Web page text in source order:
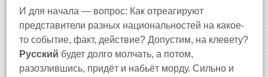
И для начала — вопрос: Как отреагируют
представители разных национальностей на какое-
то событие, факт, действие? Допустим, на клевету?
Русский будет долго молчать, а потом,
разозлившись, придёт и набьёт морду. Сильно и